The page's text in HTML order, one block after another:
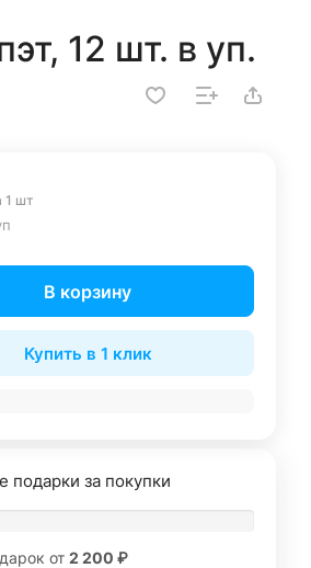
12 шт. в уп.
1 шт
В корзину
Купить в 1 клик
подарки за покупки
от 2 200 ₽